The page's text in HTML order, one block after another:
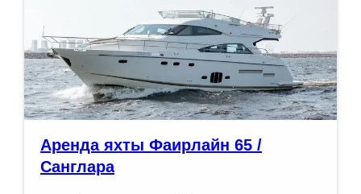
Аренда яхты Фаирлайн 65 /
Санглара